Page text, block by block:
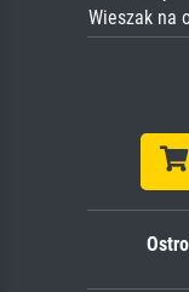
Wieszak na